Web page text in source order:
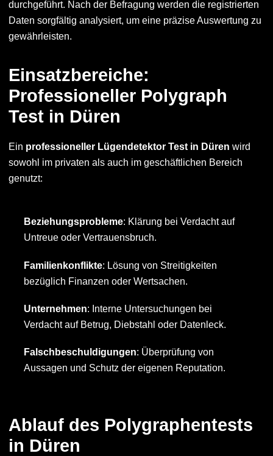
durchgeführt. Nach der Befragung werden die registrierten
Daten sorgfältig analysiert, um eine präzise Auswertung zu
gewährleisten.
Einsatzbereiche:
Professioneller Polygraph
Test in Düren
Ein professioneller Lügendetektor Test in Düren wird
sowohl im privaten als auch im geschäftlichen Bereich
genutzt:
Beziehungsprobleme: Klärung bei Verdacht auf
Untreue oder Vertrauensbruch.
Familienkonflikte: Lösung von Streitigkeiten
bezüglich Finanzen oder Wertsachen.
Unternehmen: Interne Untersuchungen bei
Verdacht auf Betrug, Diebstahl oder Datenleck.
Falschbeschuldigungen: Überprüfung von
Aussagen und Schutz der eigenen Reputation.
Ablauf des Polygraphentests
in Düren